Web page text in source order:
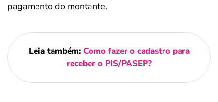
pagamento do montante.
Leia também:Como fazer o cadastro para
receber o PIS/PASEP?